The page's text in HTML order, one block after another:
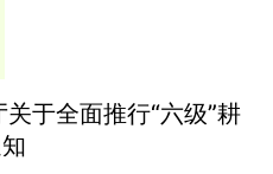
于全面推行“六级”耕